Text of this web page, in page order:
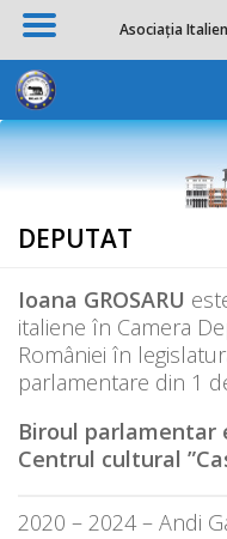
Skip to content
DEPUTAT
Ioana GROSARU
italiene în Camera
României în
parlamentare din 1
Biroul parlamentar
Centrul cultural
2020 – 2024 – Andi
Asociația